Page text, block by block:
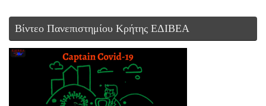
Βίντεο Πανεπιστημίου Κρήτης ΕΔΙΒΕΑ